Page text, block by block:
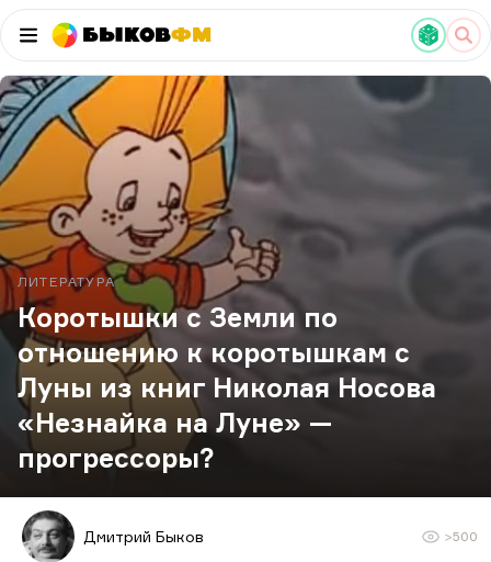
БыковФМ
ЛИТЕРАТУРА
Коротышки с Земли по
отношению к коротышкам с
Луны из книг Николая Носова
«Незнайка на Луне» —
прогрессоры?
Дмитрий Быков >500